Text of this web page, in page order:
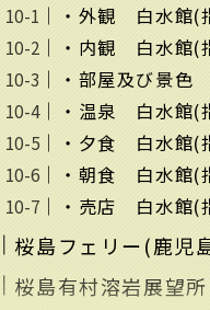
・外観 白水館
・内観 白水館
・部屋及び景
・温泉 白水館
・夕食 白水館(
・朝食 白水館(
・売店 白水館
桜島フェリー(鹿児
桜島有村溶岩展望